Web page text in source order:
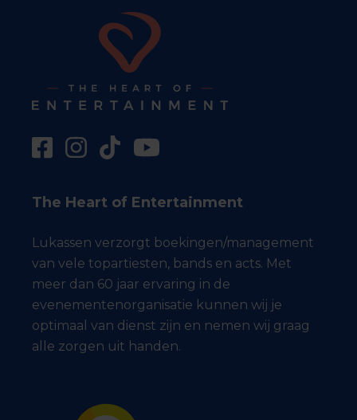
The Heart of Entertainment
Lukassen verzorgt boekingen/management
van vele topartiesten, bands en acts. Met
meer dan 60 jaar ervaring in de
evenementenorganisatie kunnen wij je
optimaal van dienst zijn en nemen wij graag
alle zorgen uit handen.